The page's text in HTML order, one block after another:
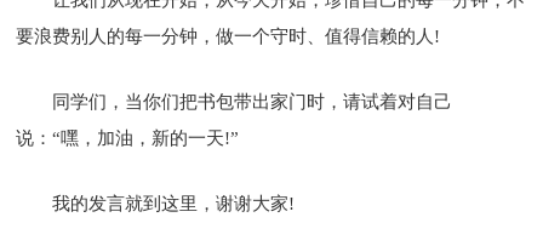
要浪费别人的每一分钟，做一个守时、值得信赖的人!
同学们，当你们把书包带出家门时，请试着对自己
说：“嘿，加油，新的一天!”
我的发言就到这里，谢谢大家!